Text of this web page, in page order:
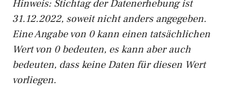
Hinweis: Stichtag der Datenerhebung ist
31.12.2022, soweit nicht anders angegeben.
Eine Angabe von 0 kann einen tatsächlichen
Wert von 0 bedeuten, es kann aber auch
bedeuten, dass keine Daten für diesen Wert
vorliegen.